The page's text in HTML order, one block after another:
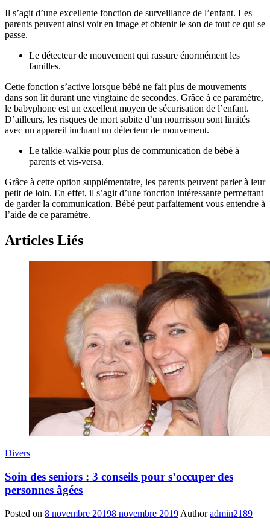
Il s’agit d’une excellente fonction de surveillance de l’enfant. Les
parents peuvent ainsi voir en image et obtenir le son de tout ce qui se
passe.
Le détecteur de mouvement qui rassure énormément les
familles.
Cette fonction s’active lorsque bébé ne fait plus de mouvements
dans son lit durant une vingtaine de secondes. Grâce à ce paramètre,
le babyphone est un excellent moyen de sécurisation de l’enfant.
D’ailleurs, les risques de mort subite d’un nourrisson sont limités
avec un appareil incluant un détecteur de mouvement.
Le talkie-walkie pour plus de communication de bébé à
parents et vis-versa.
Grâce à cette option supplémentaire, les parents peuvent parler à leur
petit de loin. En effet, il s’agit d’une fonction intéressante permettant
de garder la communication. Bébé peut parfaitement vous entendre à
l’aide de ce paramètre.
Articles Liés
Divers
Soin des seniors : 3 conseils pour s’occuper des
personnes âgées
Posted on 8 novembre 20198 novembre 2019 Author admin2189